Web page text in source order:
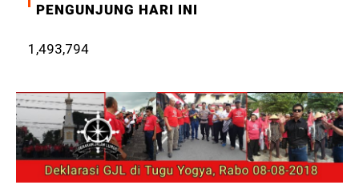
PENGUNJUNG HARI INI
1,493,794